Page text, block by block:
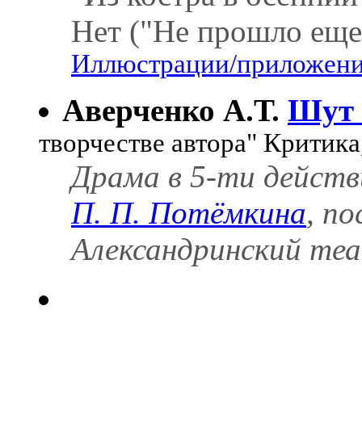
Нет ("Не прошло
Иллюстрации/
Аверченко А.Т. Шут
творчестве автора"
Драма в 5-ти
П. П. Потёмкина,
Александринский